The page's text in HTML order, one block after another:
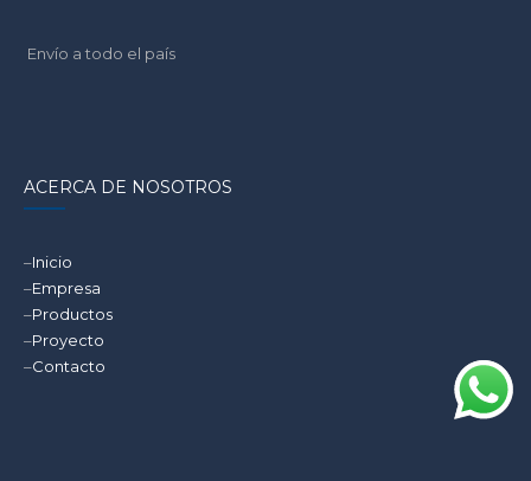
Envío a todo el país
ACERCA DE NOSOTROS
–Inicio
–Empresa
–Productos
–Proyecto
–Contacto